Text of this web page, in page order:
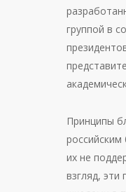
группой в
Принципы
их не
взгляд, эти